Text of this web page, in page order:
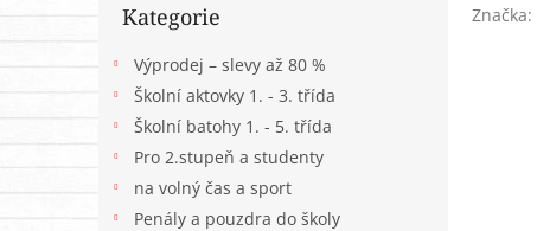
kategorie
Kategorie
Výprodej – slevy až 80 %
Školní aktovky 1. - 3. třída
Školní batohy 1. - 5. třída
Pro 2.stupeň a studenty
na volný čas a sport
Penály a pouzdra do školy
Značka: